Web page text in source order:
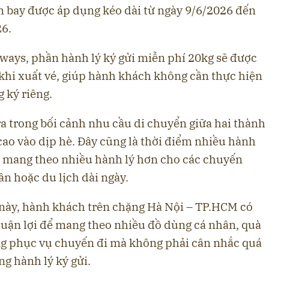
được áp dụng kéo dài từ ngày 9/6/2026 đến
phần hành lý ký gửi miễn phí 20kg sẽ được
xuất vé, giúp hành khách không cần thực hiện
ký riêng.
trong bối cảnh nhu cầu di chuyển giữa hai thành
vào dịp hè. Đây cũng là thời điểm nhiều hành
theo nhiều hành lý hơn cho các chuyến
hoặc du lịch dài ngày.
hành khách trên chặng Hà Nội – TP.HCM có
lợi để mang theo nhiều đồ dùng cá nhân, quà
phục vụ chuyến đi mà không phải cân nhắc quá
hành lý ký gửi.